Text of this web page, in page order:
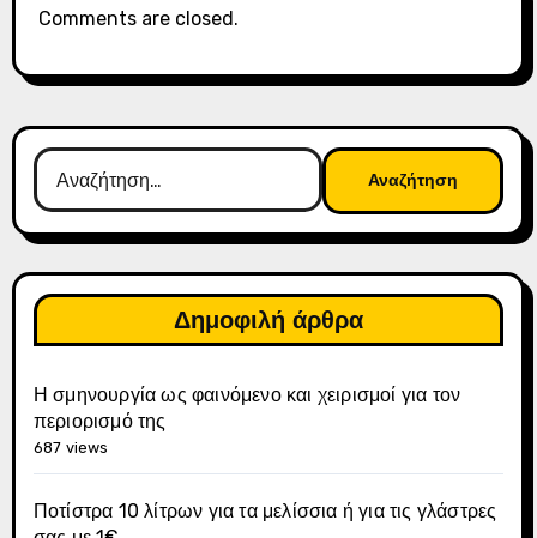
Comments are closed.
Αναζήτηση
για:
Δημοφιλή άρθρα
Η σμηνουργία ως φαινόμενο και χειρισμοί για τον
περιορισμό της
687 views
Ποτίστρα 10 λίτρων για τα μελίσσια ή για τις γλάστρες